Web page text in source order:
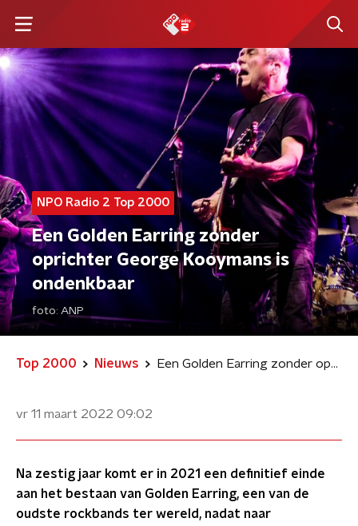
NPO Radio 2 Top 2000
Een Golden Earring zonder
oprichter George Kooymans is
ondenkbaar
foto: ANP
Top 2000 Nieuws Een Golden Earring zonder oprichter George Kooymans is ondenkbaar
vr 11 maart 2022 09:02
Na zestig jaar komt er in 2021 een definitief einde
aan het bestaan van Golden Earring, een van de
oudste rockbands ter wereld, nadat naar